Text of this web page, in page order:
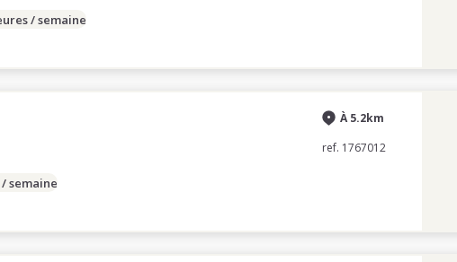
/ semaine
À 5.2km
ref. 1767012
semaine